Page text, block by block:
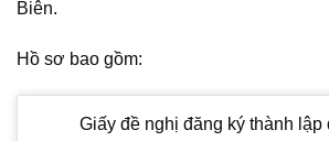
Biên.
Hồ sơ bao gồm:
Giấy đề nghị đăng ký thành lập